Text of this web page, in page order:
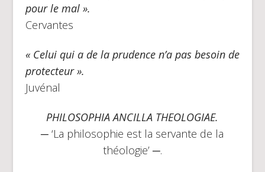
pour le mal ».
Cervantes
« Celui qui a de la prudence n’a pas besoin de
protecteur ».
Juvénal
PHILOSOPHIA ANCILLA THEOLOGIAE.
─ ‘La philosophie est la servante de la
théologie’ ─.